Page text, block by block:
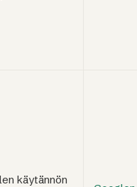
käytännön